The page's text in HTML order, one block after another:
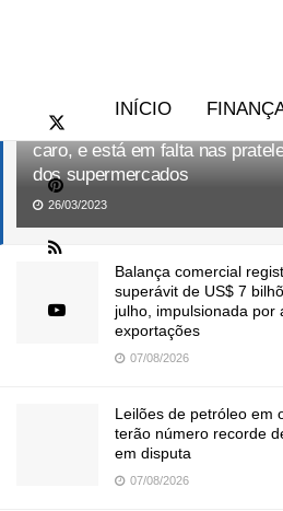
Ovo de galinha fica até 20%
caro, e está em falta nas
dos supermercados
26/03/2023
Balança comercial
superávit de US$ 7
julho, impulsionada por
exportações
07/08/2026
Leilões de petróleo em
terão número recorde
em disputa
07/08/2026
INÍCIO